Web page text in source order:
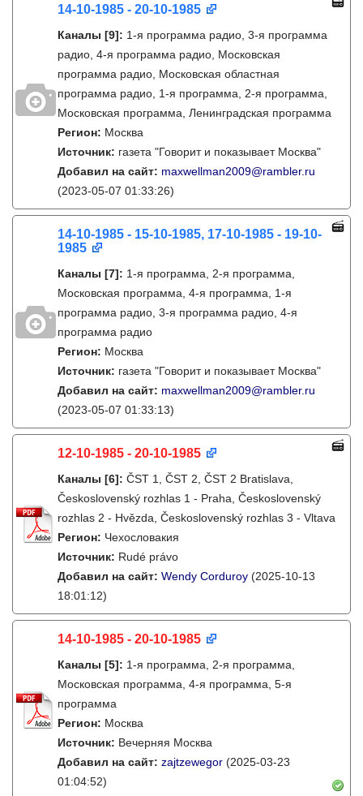
14-10-1985 - 20-10-1985
Каналы [9]: 1-я программа радио, 3-я программа
радио, 4-я программа радио, Московская
программа радио, Московская областная
программа радио, 1-я программа, 2-я программа,
Московская программа, Ленинградская программа
Регион: Москва
Источник: газета "Говорит и показывает Москва"
Добавил на сайт: maxwellman2009@rambler.ru
(2023-05-07 01:33:26)
14-10-1985 - 15-10-1985, 17-10-1985 - 19-10-
1985
Каналы [7]: 1-я программа, 2-я программа,
Московская программа, 4-я программа, 1-я
программа радио, 3-я программа радио, 4-я
программа радио
Регион: Москва
Источник: газета "Говорит и показывает Москва"
Добавил на сайт: maxwellman2009@rambler.ru
(2023-05-07 01:33:13)
12-10-1985 - 20-10-1985
Каналы [6]: ČST 1, ČST 2, ČST 2 Bratislava,
Československý rozhlas 1 - Praha, Československý
rozhlas 2 - Hvězda, Československý rozhlas 3 - Vltava
Регион: Чехословакия
Источник: Rudé právo
Добавил на сайт: Wendy Corduroy (2025-10-13
18:01:12)
14-10-1985 - 20-10-1985
Каналы [5]: 1-я программа, 2-я программа,
Московская программа, 4-я программа, 5-я
программа
Регион: Москва
Источник: Вечерняя Москва
Добавил на сайт: zajtzewegor (2025-03-23
01:04:52)